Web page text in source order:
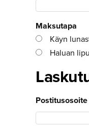
Maksutapa
Käyn
Haluan